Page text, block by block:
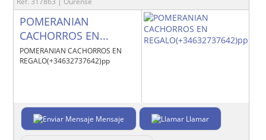
POMERANIAN
CACHORROS EN...
POMERANIAN CACHORROS EN
REGALO(+34632737642)pp
Mensaje Llamar